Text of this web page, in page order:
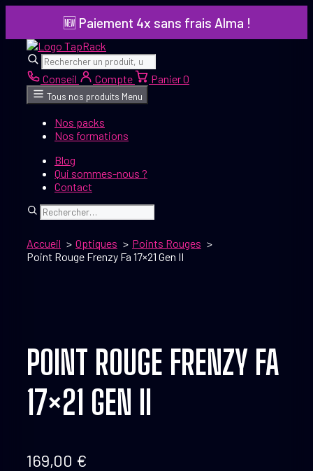
contenu
🆕 Paiement 4x sans frais Alma !
Rechercher Rechercher
Conseil Compte Panier0
Tous nos produits Menu
Nos packs
Nos formations
Blog
Qui sommes-nous ?
Contact
Rechercher
Accueil Optiques
Points Rouges
Point Rouge Frenzy Fa 17×21 Gen II
POINT ROUGE FRENZY FA
17×21 GEN II
169,00 €